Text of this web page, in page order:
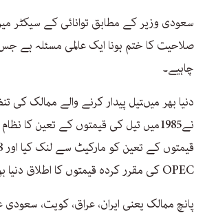
سعودی وزیر کے مطابق توانائی کے سیکٹر
صلاحیت کا ختم ہونا ایک عالمی مسئلہ ہے جس
چاہیے۔
دنیا بھر میںتیل پیدار کرنے والے ممالک کی
OPEC کی مقرر کردہ قیمتوں کا اطلاق دنیا بھرمیں ہوتا ہے۔
پانچ ممالک یعنی ایران، عراق، کویت، سعودی